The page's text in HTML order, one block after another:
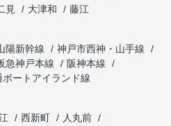
見 大津和
藤江
陽新幹線
神戸市西神・山手線
急神戸本線
阪神本線
ートアイランド線
西新町
人丸前